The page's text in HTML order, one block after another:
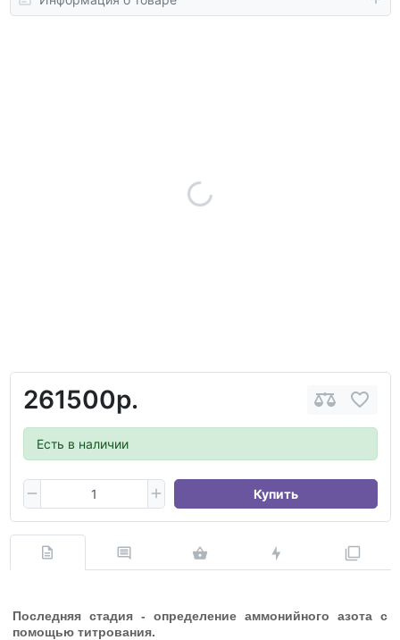
261500р.
Есть в наличии
Купить
Последняя стадия - определение аммонийного азота с
помощью титрования.